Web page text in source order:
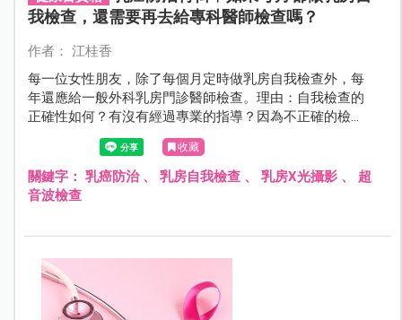
我檢查，還需要再去給專科醫師檢查嗎？
作者： 江桂香
每一位女性朋友，除了每個月定時做乳房自我檢查外，每
年還應給一般外科乳房門診醫師檢查。理由：自我檢查的
正確性如何？有沒有經過專業的指導？因為不正確的檢
查，會有假性正常的誤導現象發生。
收藏
關鍵字： 乳癌防治、 乳房自我檢查、 乳房X光攝影、 超
音波檢查